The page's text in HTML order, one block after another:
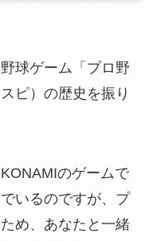
球ゲーム「プロ野
ピ）の歴史を振り
のゲームで
いるのですが、プ
め、あなたと一緒